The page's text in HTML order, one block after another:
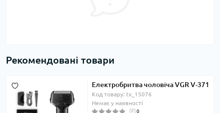
Рекомендовані товари
Електробритва чоловіча VGR V-371
Код товару: tx_15076
Немає у наявності
0